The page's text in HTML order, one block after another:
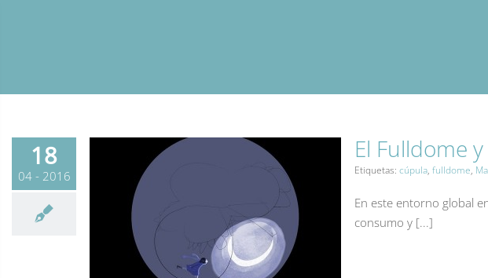
18
04 - 2016
El Fulldome
Etiquetas: cúpula, fulldome,
En este entorno global
consumo y [...]